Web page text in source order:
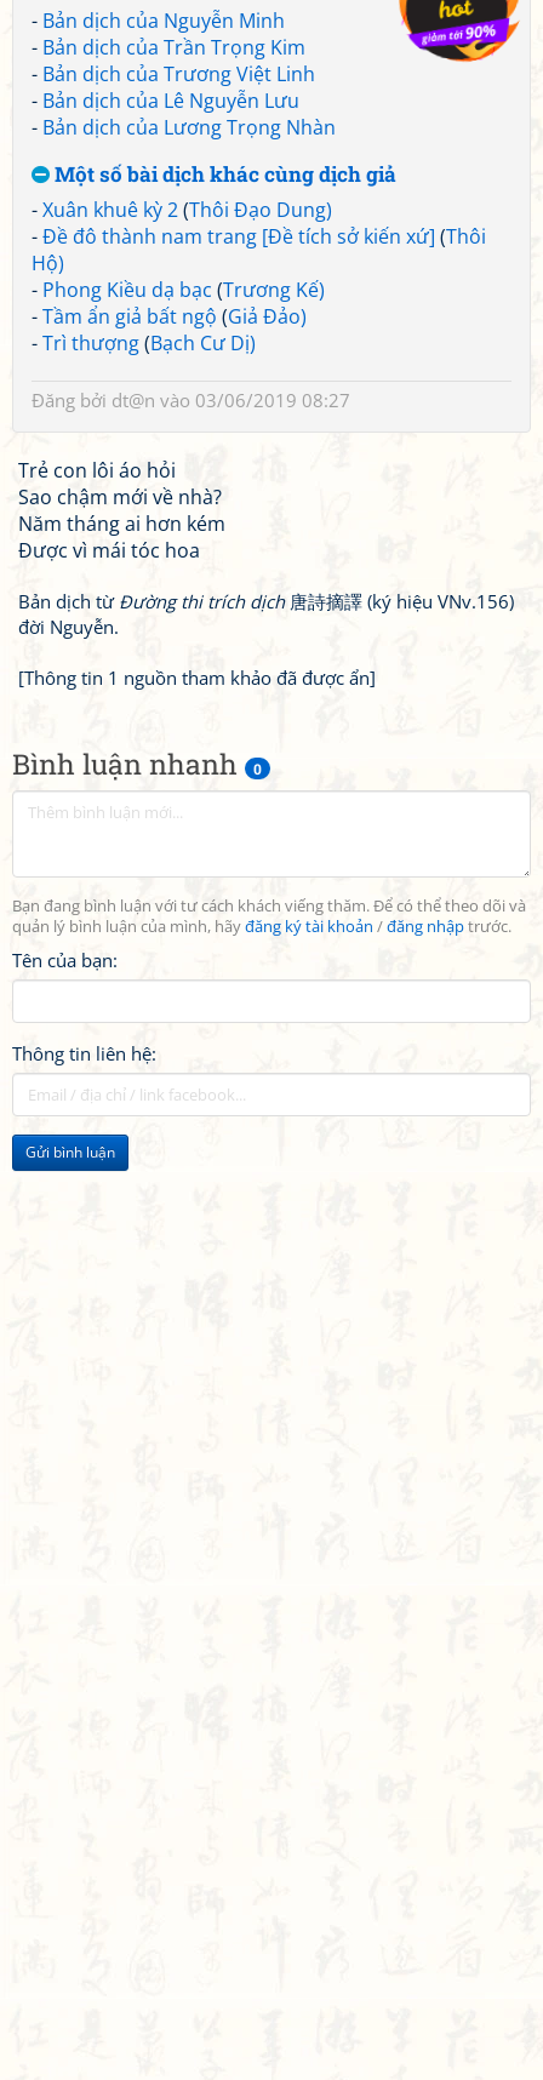
Bình luận nhanh 0
Bạn đang bình luận với tư cách khách viếng thăm. Để có thể theo dõi và
quản lý bình luận của mình, hãyđăng ký tài khoản /đăng nhậptrước.
Tên của bạn:
Thông tin liên hệ:
Gửi bình luận
- Bản dịch của Nguyễn Minh
- Bản dịch của Trần Trọng Kim
- Bản dịch của Trương Việt Linh
- Bản dịch của Lê Nguyễn Lưu
- Bản dịch của Lương Trọng Nhàn
Một số bài dịch khác cùng dịch giả
-Xuân khuê kỳ 2(Thôi Đạo Dung)
-Đề đô thành nam trang [Đề tích sở kiến xứ] (Thôi
Hộ)
- Phong Kiều dạ bạc (Trương Kế)
-Tầm ẩn giả bất ngộ (Giả Đảo)
-Trì thượng(Bạch Cư Dị)
Đăng bởi dt@n vào 03/06/2019 08:27
Trẻ con lôi áo hỏi
Sao chậm mới về nhà?
Năm tháng ai hơn kém
Được vì mái tóc hoa
Bản dịch từ Đường thi trích dịch唐詩摘譯 (ký hiệu VNv.156)
đời Nguyễn.
[Thông tin 1 nguồn tham khảo đã được ẩn]